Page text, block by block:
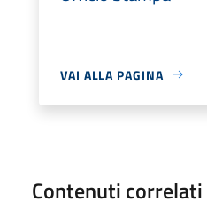
VAI ALLA PAGINA
Contenuti correlati